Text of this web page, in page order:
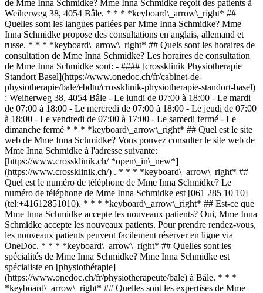
de Mme Inna Schmidke? Mme Inna Schmidke reçoit des patients à
Weiherweg 38, 4054 Bâle. * * * *keyboard\_arrow\_right* ##
Quelles sont les langues parlées par Mme Inna Schmidke? Mme
Inna Schmidke propose des consultations en anglais, allemand et
russe. * * * *keyboard\_arrow\_right* ## Quels sont les horaires de
consultation de Mme Inna Schmidke? Les horaires de consultation
de Mme Inna Schmidke sont: - #### [crossklinik Physiotherapie
Standort Basel](https://www.onedoc.ch/fr/cabinet-de-
physiotherapie/bale/ebdtu/crossklinik-physiotherapie-standort-basel)
: Weiherweg 38, 4054 Bâle - Le lundi de 07:00 à 18:00 - Le mardi
de 07:00 à 18:00 - Le mercredi de 07:00 à 18:00 - Le jeudi de 07:00
à 18:00 - Le vendredi de 07:00 à 17:00 - Le samedi fermé - Le
dimanche fermé * * * *keyboard\_arrow\_right* ## Quel est le site
web de Mme Inna Schmidke? Vous pouvez consulter le site web de
Mme Inna Schmidke à l'adresse suivante:
[https://www.crossklinik.ch/ *open\_in\_new*]
(https://www.crossklinik.ch/) . * * * *keyboard\_arrow\_right* ##
Quel est le numéro de téléphone de Mme Inna Schmidke? Le
numéro de téléphone de Mme Inna Schmidke est [061 285 10 10]
(tel:+41612851010). * * * *keyboard\_arrow\_right* ## Est-ce que
Mme Inna Schmidke accepte les nouveaux patients? Oui, Mme Inna
Schmidke accepte les nouveaux patients. Pour prendre rendez-vous,
les nouveaux patients peuvent facilement réserver en ligne via
OneDoc. * * * *keyboard\_arrow\_right* ## Quelles sont les
spécialités de Mme Inna Schmidke? Mme Inna Schmidke est
spécialiste en [physiothérapie]
(https://www.onedoc.ch/fr/physiotherapeute/bale) à Bâle. * * *
*keyboard\_arrow\_right* ## Quelles sont les expertises de Mme